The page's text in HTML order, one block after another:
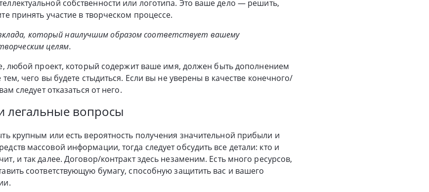
собственности или логотипа. Это ваше дело — решить,
принять участие в творческом процессе.
который наилучшим образом соответствует вашему
целям.
любой проект, который содержит ваше имя, должен быть дополнением
чего вы будете стыдиться. Если вы не уверены в качестве конечного/
следует отказаться от него.
легальные вопросы
крупным или есть вероятность получения значительной прибыли и
массовой информации, тогда следует обсудить все детали: кто и
и так далее. Договор/контракт здесь незаменим. Есть много ресурсов,
соответствующую бумагу, способную защитить вас и вашего